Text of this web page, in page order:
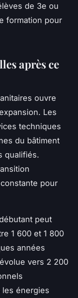
de 3e ou
formation pour
après ce
ouvre
Les
techniques
du bâtiment
qualifiés.
pour
peut
1 600 et 1 800
années
vers 2 200
énergies